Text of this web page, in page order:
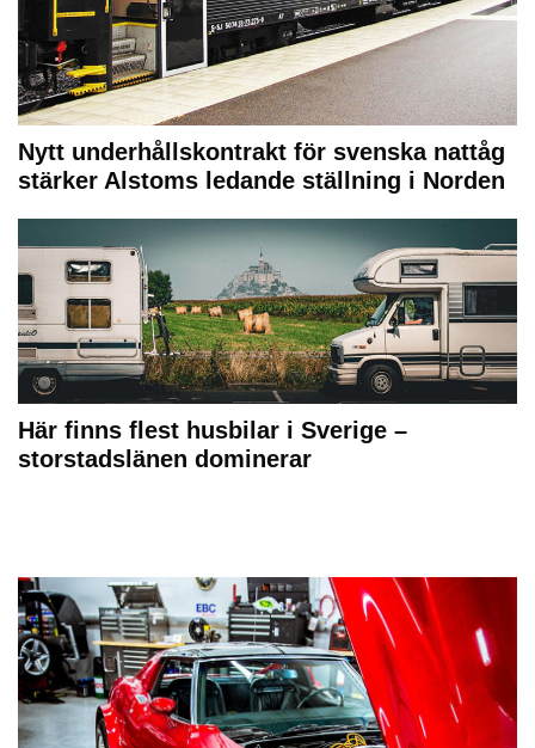
Nytt underhållskontrakt för svenska nattåg
stärker Alstoms ledande ställning i Norden
Här finns flest husbilar i Sverige –
storstadslänen dominerar